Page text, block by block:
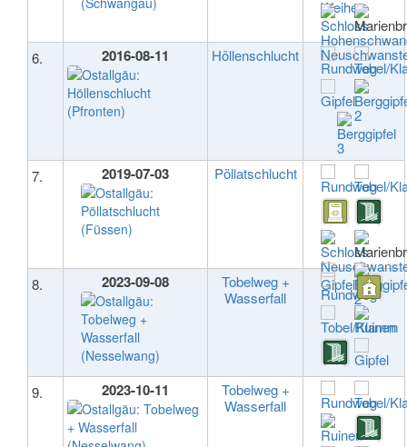
6. 2016-08-11 Höllenschlucht
7. 2019-07-03 Pöllatschlucht
8. 2023-09-08
Tobelweg +
Wasserfall
9. 2023-10-11
Tobelweg +
Wasserfall